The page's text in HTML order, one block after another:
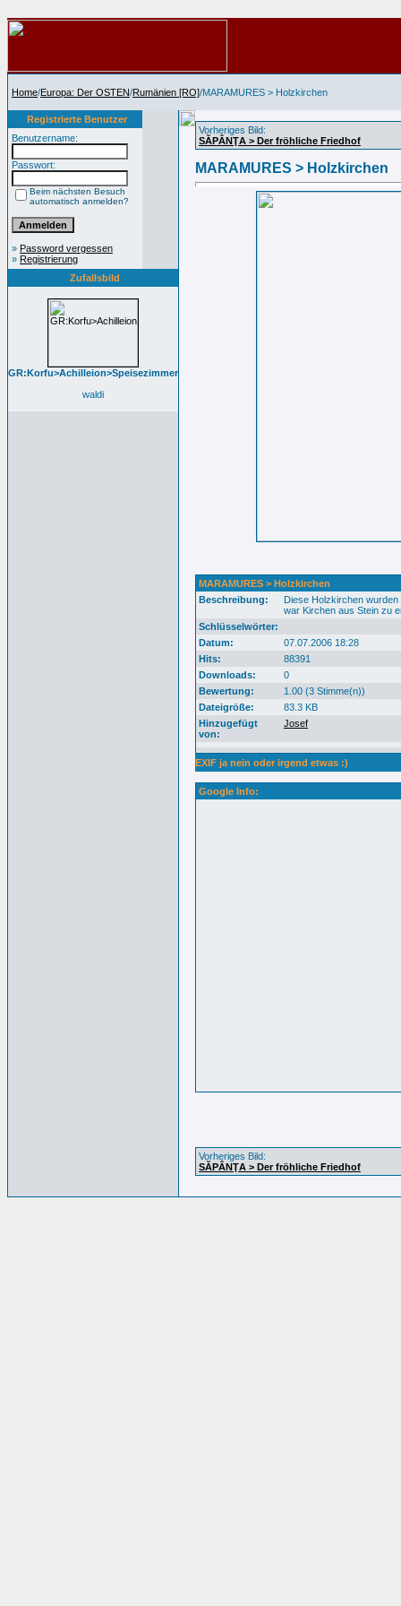
Home/Europa: Der OSTEN/Rumänien [RO]/MARAMURES > Holzkirchen
Registrierte Benutzer
Benutzername:
Passwort:
Beim nächsten Besuch
automatisch anmelden?
» Password vergessen
» Registrierung
Zufallsbild
GR:Korfu>Achilleion>Speisezimmer
waldi
Vorheriges Bild:
SĂPÂNŢA > Der fröhliche Friedhof
MARAMURES > Holzkirchen
MARAMURES > Holzkirchen
Beschreibung:
Diese Holzkirchen
war Kirchen aus Stein zu
Schlüsselwörter:
Datum:
07.07.2006 18:28
Hits:
88391
Downloads:
0
Bewertung:
1.00 (3 Stimme(n))
Dateigröße:
83.3 KB
Hinzugefügt
von:
Josef
EXIF ja nein oder irgend etwas :)
Google Info:
Vorheriges Bild:
SĂPÂNŢA > Der fröhliche Friedhof